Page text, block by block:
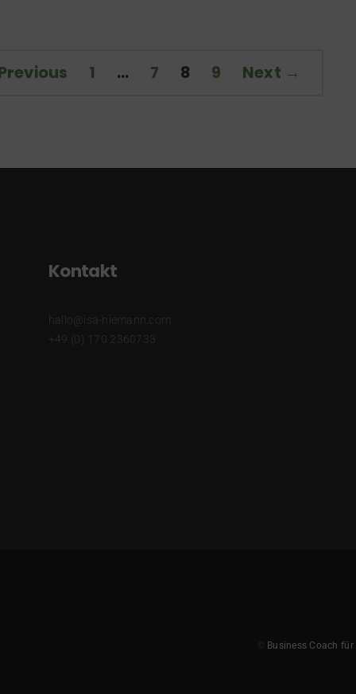
1 … 7 8 9 Next →
Kontakt
hallo@isa-hiemann.com
+49 (0) 170 2360733
Business Coach